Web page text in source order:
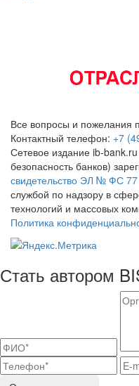
Все вопросы и пожелания
Контактный телефон: +7
Сетевое издание ib-
безопасность банков)
свидетельство ЭЛ № ФС
службой по надзору в
технологий и массовых
Политика
Стать автором